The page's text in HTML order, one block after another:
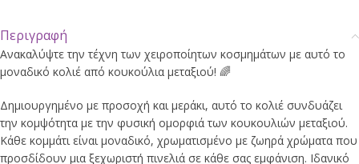
Περιγραφή
Ανακαλύψτε την τέχνη των χειροποίητων κοσμημάτων με αυτό το
μοναδικό κολιέ από κουκούλια μεταξιού! 🌈
Δημιουργημένο με προσοχή και μεράκι, αυτό το κολιέ συνδυάζει
την κομψότητα με την φυσική ομορφιά των κουκουλιών μεταξιού.
Κάθε κομμάτι είναι μοναδικό, χρωματισμένο με ζωηρά χρώματα που
προσδίδουν μια ξεχωριστή πινελιά σε κάθε σας εμφάνιση. Ιδανικό